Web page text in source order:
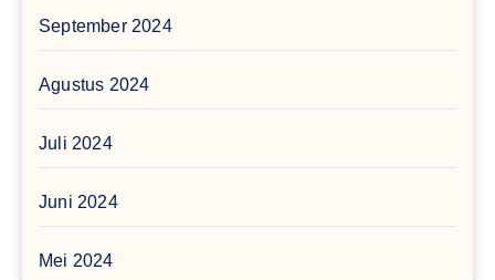
September 2024
Agustus 2024
Juli 2024
Juni 2024
Mei 2024